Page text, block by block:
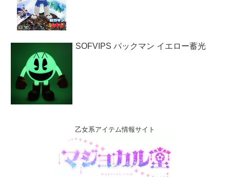
SOFVIPS パックマン イエロー蓄光
乙女系アイテム情報サイト